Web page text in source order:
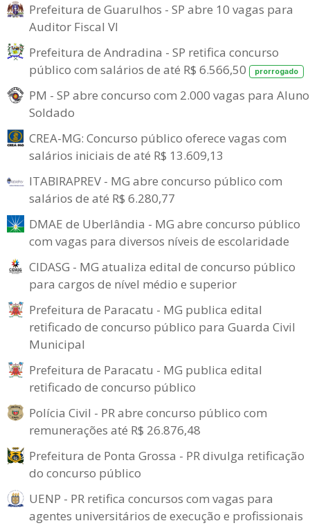
Prefeitura de Guarulhos - SP abre 10 vagas para
Auditor Fiscal VI
Prefeitura de Andradina - SP retifica concurso
público com salários de até R$ 6.566,50
prorrogado
PM - SP abre concurso com 2.000 vagas para
Soldado
CREA-MG: Concurso público oferece vagas com
salários iniciais de até R$ 13.609,13
ITABIRAPREV - MG abre concurso público com
salários de até R$ 6.280,77
DMAE de Uberlândia - MG abre concurso público
com vagas para diversos níveis de escolaridade
CIDASG - MG atualiza edital de concurso público
para cargos de nível médio e superior
Prefeitura de Paracatu - MG publica edital
retificado de concurso público para Guarda Civil
Municipal
Prefeitura de Paracatu - MG publica edital
retificado de concurso público
Polícia Civil - PR abre concurso público com
remunerações até R$ 26.876,48
Prefeitura de Ponta Grossa - PR divulga retificação
do concurso público
UENP - PR retifica concursos com vagas para
agentes universitários de execução e profissionais